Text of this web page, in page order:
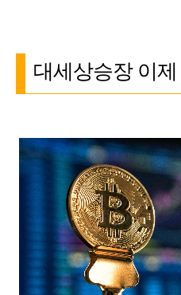
대세상승장 이